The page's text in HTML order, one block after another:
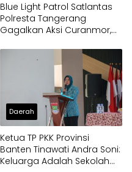
Blue Light Patrol Satlantas
Polresta Tangerang
Gagalkan Aksi Curanmor,
Daerah
Ketua TP PKK Provinsi
Banten Tinawati Andra Soni:
Keluarga Adalah Sekolah